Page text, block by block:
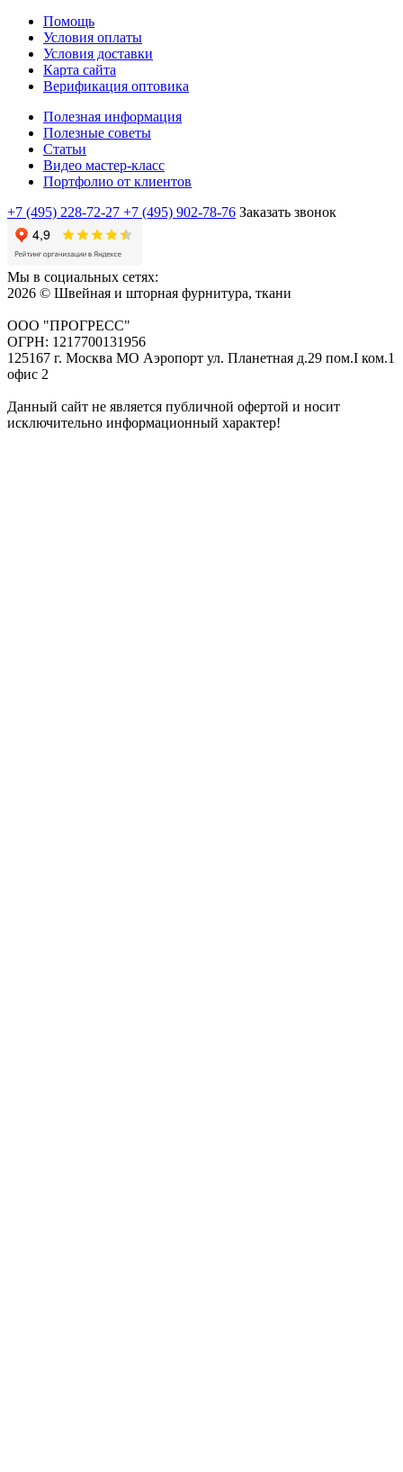
Помощь
Условия оплаты
Условия доставки
Карта сайта
Верификация оптовика
Полезная информация
Полезные советы
Статьи
Видео мастер-класс
Портфолио от клиентов
+7 (495) 228-72-27 +7 (495) 902-78-76 Заказать звонок
Мы в социальных сетях:
2026 © Швейная и шторная фурнитура, ткани
ООО "ПРОГРЕСС"
ОГРН: 1217700131956
125167 г. Москва МО Аэропорт ул. Планетная д.29 пом.I ком.1
офис 2
Данный сайт не является публичной офертой и носит
исключительно информационный характер!